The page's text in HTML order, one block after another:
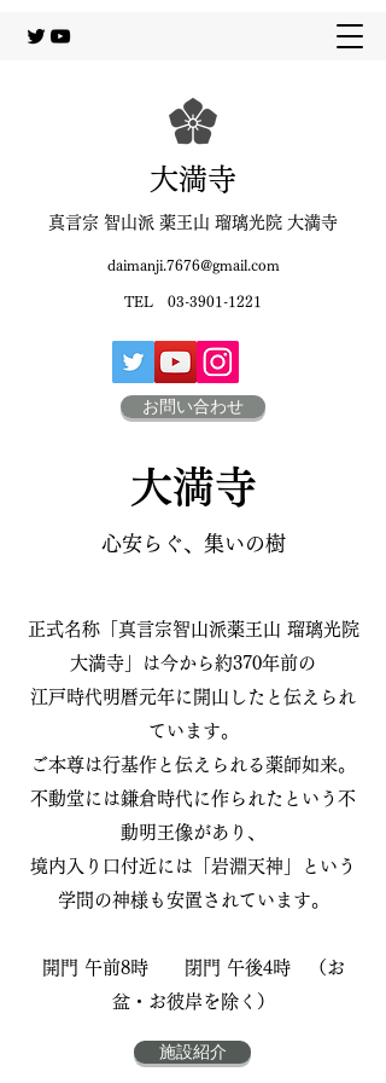
大満寺
真言宗 智山派 薬王山 瑠璃光院 大満寺
daimanji.7676@gmail.com
TEL 03-3901-1221
お問い合わせ
大満寺
心安らぐ、集いの樹
正式名称「真言宗智山派薬王山 瑠璃光院
大満寺」は今から約370年前の
江戸時代明暦元年に開山したと伝えられ
ています。
ご本尊は行基作と伝えられる薬師如来。
不動堂には鎌倉時代に作られたという不
動明王像があり、
境内入り口付近には「岩淵天神」という
学問の神様も安置されています。
​​開門 午前8時 閉門 午後4時 （お
盆・お彼岸を除く）
施設紹介